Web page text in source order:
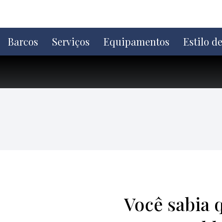
o
conteúdo
Barcos Serviços Equipamentos Estilo
Você sabia